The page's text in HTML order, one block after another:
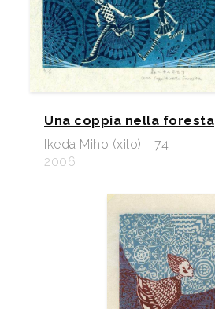
Una coppia nella foresta
Ikeda Miho (xilo) - 74
2006